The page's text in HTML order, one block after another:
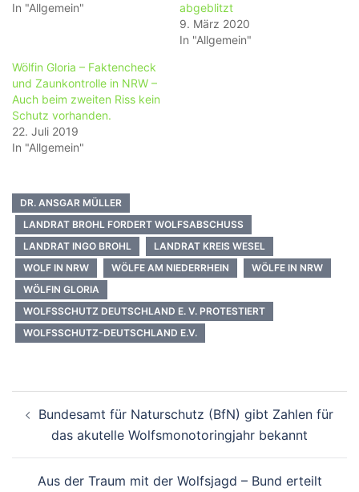
In "Allgemein"
abgeblitzt
9. März 2020
In "Allgemein"
Wölfin Gloria – Faktencheck
und Zaunkontrolle in NRW –
Auch beim zweiten Riss kein
Schutz vorhanden.
22. Juli 2019
In "Allgemein"
DR. ANSGAR MÜLLER
LANDRAT BROHL FORDERT WOLFSABSCHUSS
LANDRAT INGO BROHL
LANDRAT KREIS WESEL
WOLF IN NRW
WÖLFE AM NIEDERRHEIN
WÖLFE IN NRW
WÖLFIN GLORIA
WOLFSSCHUTZ DEUTSCHLAND E. V. PROTESTIERT
WOLFSSCHUTZ-DEUTSCHLAND E.V.
Bundesamt für Naturschutz (BfN) gibt Zahlen für
das akutelle Wolfsmonotoringjahr bekannt
Aus der Traum mit der Wolfsjagd – Bund erteilt